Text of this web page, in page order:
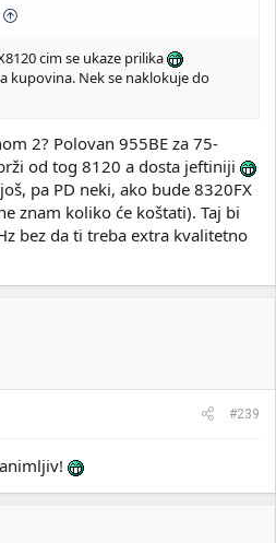
cim se ukaze prilika
kupovina. Nek se naklokuje do
2? Polovan 955BE za 75-
od tog 8120 a dosta jeftiniji
pa PD neki, ako bude 8320FX
znam koliko će koštati). Taj bi
bez da ti treba extra kvalitetno
#239